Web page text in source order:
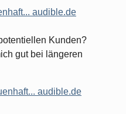
audible.de
Kunden?
gut bei längeren
audible.de